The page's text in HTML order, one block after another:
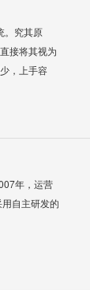
。究其原
接将其视为
，上手容
年，运营
自主研发的